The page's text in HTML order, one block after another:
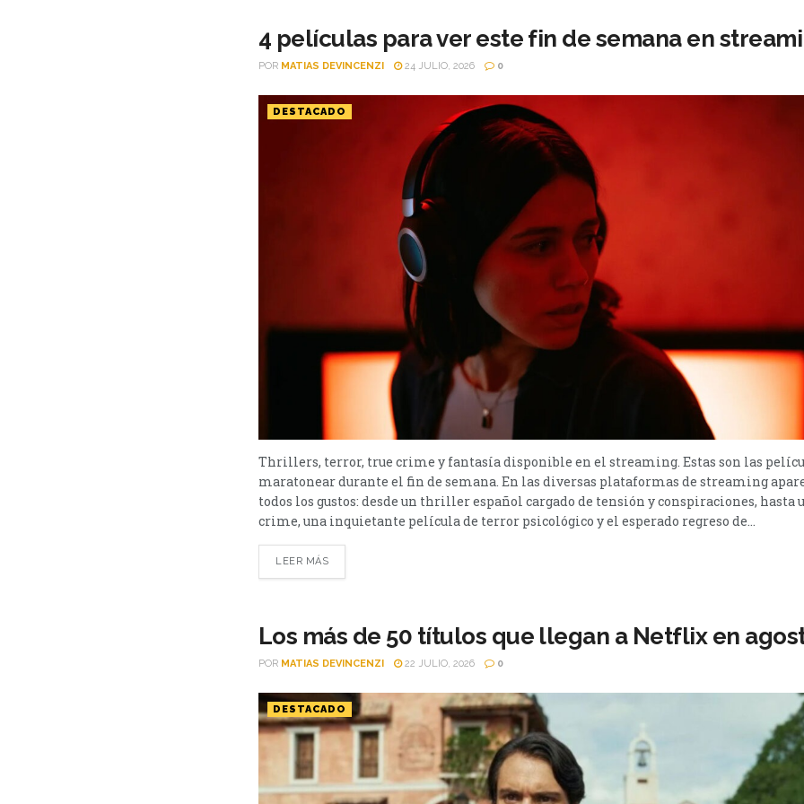
4 películas para ver este fin de semana en
POR MATIAS DEVINCENZI 24 JULIO, 2026 0
DESTACADO
Thrillers, terror, true crime y fantasía disponible en el streaming. Estas son las
maratonear durante el fin de semana. En las diversas plataformas de streaming
todos los gustos: desde un thriller español cargado de tensión y conspiraciones, hasta
crime, una inquietante película de terror psicológico y el esperado regreso de...
LEER MÁS
Los más de 50 títulos que llegan a Netflix en
POR MATIAS DEVINCENZI 22 JULIO, 2026 0
DESTACADO